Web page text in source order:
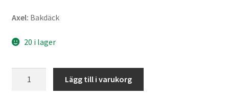
Axel: Bakdäck
20 i lager
Lägg till i varukorg